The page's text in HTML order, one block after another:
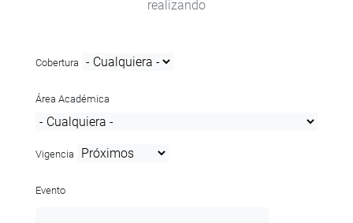
realizando
Cobertura
Área Académica
Vigencia
Evento